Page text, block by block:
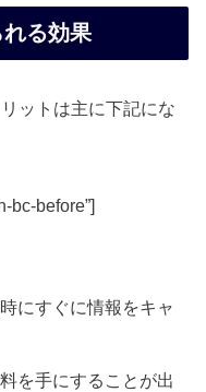
る効果
ットは主に下記にな
bc-before”]
にすぐに情報をキャ
を手にすることが出